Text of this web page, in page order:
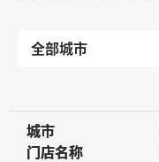
城市
城市
门店名称
门店名称